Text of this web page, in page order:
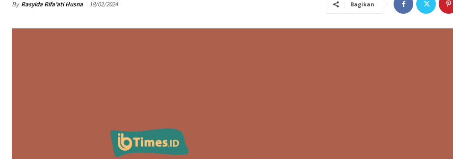
By Rasyida Rifa’ati Husna 18/02/2024 Bagikan